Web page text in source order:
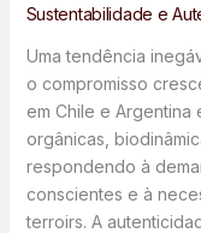
Sustentabilidade e
Uma tendência
o compromisso
em Chile e
orgânicas,
respondendo à
conscientes e à
terroirs. A